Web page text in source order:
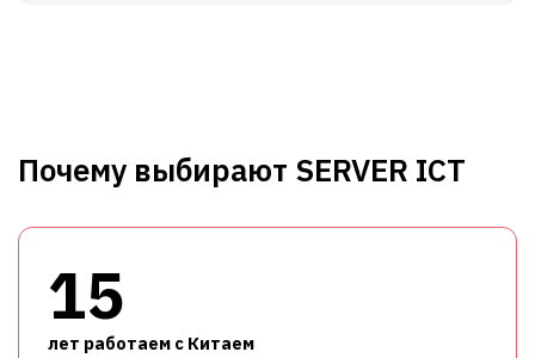
Почему выбирают SERVER ICT
15
лет работаем с Китаем